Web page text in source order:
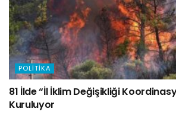
POLITIKA
81 İlde “İl İklim Değişikliği
Kuruluyor